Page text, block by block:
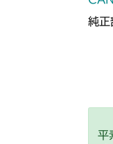
純正
平